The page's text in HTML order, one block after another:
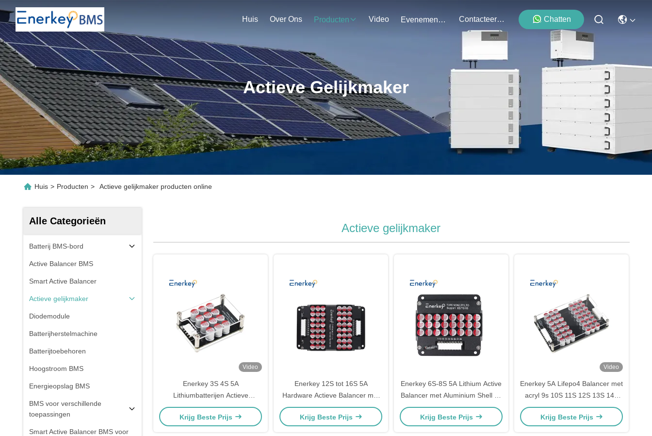
Huis Over Ons Producten Video Evenementen Contacteer Ons Chatten
Actieve Gelijkmaker
Huis > Producten > Actieve gelijkmaker producten online
Alle Categorieën
Batterij BMS-bord
Active Balancer BMS
Smart Active Balancer
Actieve gelijkmaker
Diodemodule
Batterijherstelmachine
Batterijtoebehoren
Hoogstroom BMS
Energieopslag BMS
BMS voor verschillende
toepassingen
Smart Active Balancer BMS voor
Actieve gelijkmaker
Video
Enerkey 3S 4S 5A
Lithiumbatterijen Actieve
Balancer met Acryl Li-ion/Lifepo4
Batterij Equalizer voor Zonneplan
Krijg Beste Prijs
Enerkey 12S tot 16S 5A
Hardware Actieve Balancer met
Aluminiumlegering Behuizing
voor Accugroep balancer 12S
Krijg Beste Prijs
Enerkey 6S-8S 5A Lithium Active
Balancer met Aluminium Shell Li-
ion/Lto/Lifepo4 Batterij Balancing
Board
Krijg Beste Prijs
Video
Enerkey 5A Lifepo4 Balancer met
acryl 9s 10S 11S 12S 13S 14S
Lithium ion Active Equalizer voor
huisopslag
Krijg Beste Prijs